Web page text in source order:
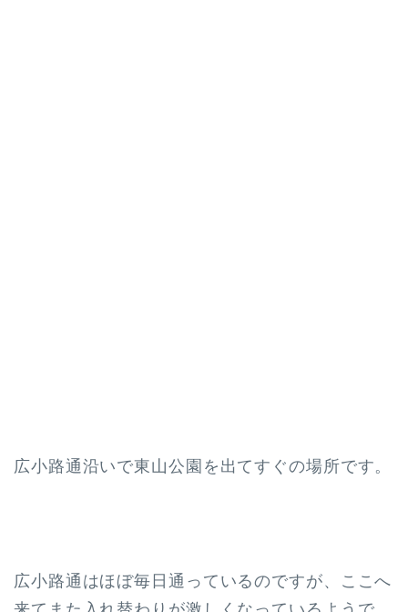
広小路通沿いで東山公園を出てすぐの場所です。
広小路通はほぼ毎日通っているのですが、ここへ